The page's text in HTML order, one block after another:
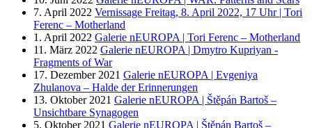
7. April 2022 Vernissage Freitag, 8. April 2022, 17 Uhr | Tori
Ferenc – Motherland
1. April 2022 Galerie nEUROPA | Tori Ferenc – Motherland
11. März 2022 Galerie nEUROPA | Dmytro Kupriyan -
Fragments of War
17. Dezember 2021 Galerie nEUROPA | Evgeniya
Zhulanova – Halde der Erinnerungen
13. Oktober 2021 Galerie nEUROPA | Štěpán Bartoš –
Unsichtbare Synagogen
5. Oktober 2021 Galerie nEUROPA | Štěpán Bartoš –